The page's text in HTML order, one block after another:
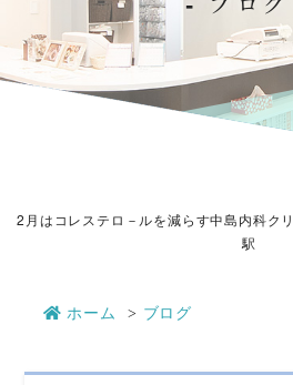
2月はコレステロ－ルを減らす中島内科ク
駅
ホーム ブログ